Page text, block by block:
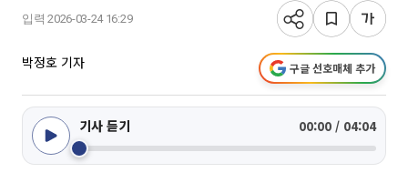
입력 2026-03-24 16:29
박정호 기자 구글 선호매체 추가
기사 듣기 00:00 / 04:04